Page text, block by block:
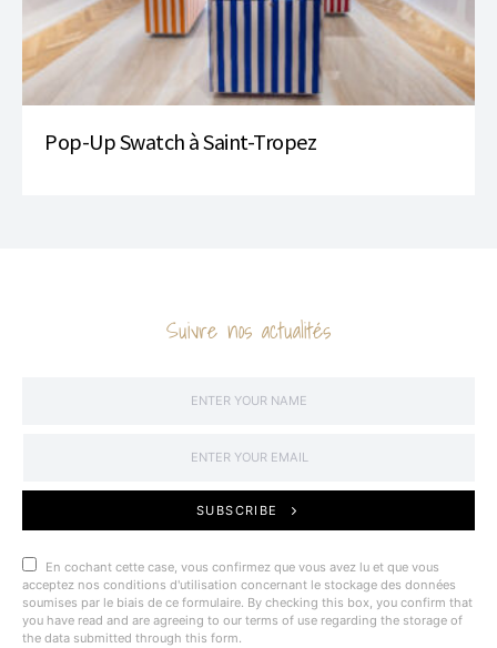
Pop-Up Swatch à Saint-Tropez
Suivre nos actualités
SUBSCRIBE
En cochant cette case, vous confirmez que vous avez lu et que vous
acceptez nos conditions d'utilisation concernant le stockage des données
soumises par le biais de ce formulaire. By checking this box, you confirm that
you have read and are agreeing to our terms of use regarding the storage of
the data submitted through this form.